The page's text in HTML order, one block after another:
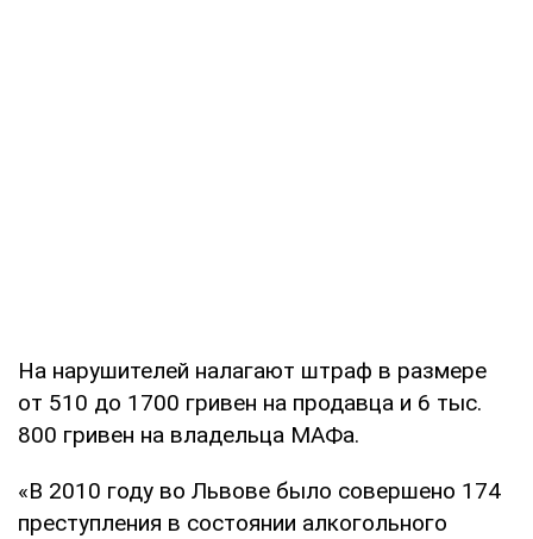
На нарушителей налагают штраф в размере
от 510 до 1700 гривен на продавца и 6 тыс.
800 гривен на владельца МАФа.
«В 2010 году во Львове было совершено 174
преступления в состоянии алкогольного